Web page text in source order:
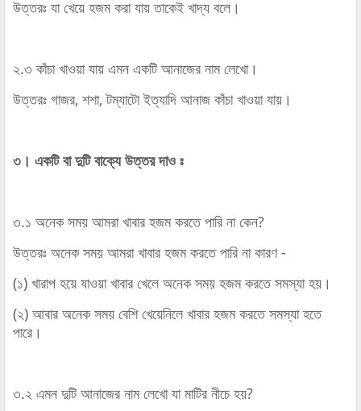
উত্তরঃ যা খেয়ে হজম করা যায় তাকেই খাদ্য বলে।
২.৩ কাঁচা খাওয়া যায় এমন একটি আনাজের নাম লেখো।
উত্তরঃ গাজর, শশা, টম্যাটো ইত্যাদি আনাজ কাঁচা খাওয়া যায়।
৩। একটি বা দুটি বাক্যে উত্তর দাও ঃ
৩.১ অনেক সময় আমরা খাবার হজম করতে পারি না কেন?
উত্তরঃ অনেক সময় আমরা খাবার হজম করতে পারি না কারণ -
(১) খারাপ হয়ে যাওয়া খাবার খেলে অনেক সময় হজম করতে সমস্যা হয়।
(২) আবার অনেক সময় বেশি খেয়েনিলে খাবার হজম করতে সমস্যা হতে
পারে।
৩.২ এমন দুটি আনাজের নাম লেখো যা মাটির নীচে হয়?